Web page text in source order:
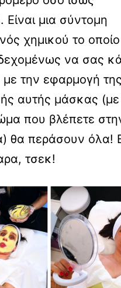
Είναι μια σύντομη
χημικού το
να σας
με την εφαρμογή της
αυτής μάσκας (με
που βλέπετε
θα περάσουν όλα!
τσεκ!